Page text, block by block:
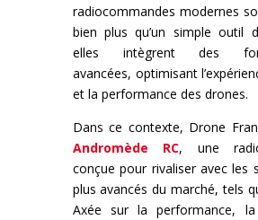
radiocommandes modernes
bien plus qu’un simple outil
elles intègrent des
avancées, optimisant
et la performance des drones.
Dans ce contexte, Drone
Andromède RC, une
conçue pour rivaliser avec les
plus avancés du marché, tels
Axée sur la performance,